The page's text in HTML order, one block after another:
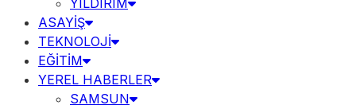
YILDIRIM
ASAYİŞ
TEKNOLOJİ
EĞİTİM
YEREL HABERLER
SAMSUN